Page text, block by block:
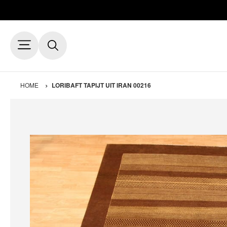
HOME LORIBAFT TAPIJT UIT IRAN 00216